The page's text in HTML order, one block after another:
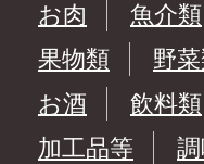
お肉
魚介類
果物類
野
お酒
飲料類
加工品等